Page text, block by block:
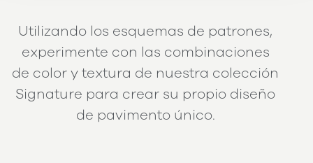
Utilizando los esquemas de patrones,
experimente con las combinaciones
de color y textura de nuestra colección
Signature para crear su propio diseño
de pavimento único.